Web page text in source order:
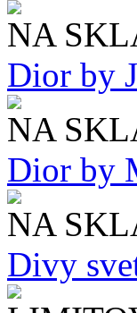
NA
Dior by
NA
Dior by
NA
Divy